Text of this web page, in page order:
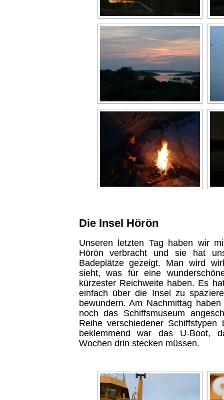
Die Insel Hörön
Unseren letzten Tag haben wir
Hörön verbracht und sie hat
Badeplätze gezeigt. Man wird
sieht, was für eine
kürzester Reichweite haben. Es
einfach über die Insel zu
bewundern. Am Nachmittag
noch das Schiffsmuseum
Reihe verschiedener Schiffstypen
beklemmend war das U-Boot,
Wochen drin stecken müssen.